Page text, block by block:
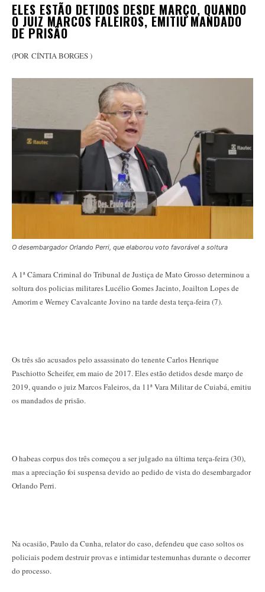
ELES ESTÃO DETIDOS DESDE MARÇO, QUANDO
O JUIZ MARCOS FALEIROS, EMITIU MANDADO
DE PRISÃO
(POR CÍNTIA BORGES )
O desembargador Orlando Perri, que elaborou voto favorável a soltura
A 1ª Câmara Criminal do Tribunal de Justiça de Mato Grosso determinou a
soltura dos policias militares Lucélio Gomes Jacinto, Joailton Lopes de
Amorim e Werney Cavalcante Jovino na tarde desta terça-feira (7).
Os três são acusados pelo assassinato do tenente Carlos Henrique
Paschiotto Scheifer, em maio de 2017. Eles estão detidos desde março de
2019, quando o juiz Marcos Faleiros, da 11ª Vara Militar de Cuiabá, emitiu
os mandados de prisão.
O habeas corpus dos três começou a ser julgado na última terça-feira (30),
mas a apreciação foi suspensa devido ao pedido de vista do desembargador
Orlando Perri.
Na ocasião, Paulo da Cunha, relator do caso, defendeu que caso soltos os
policiais podem destruir provas e intimidar testemunhas durante o decorrer
do processo.